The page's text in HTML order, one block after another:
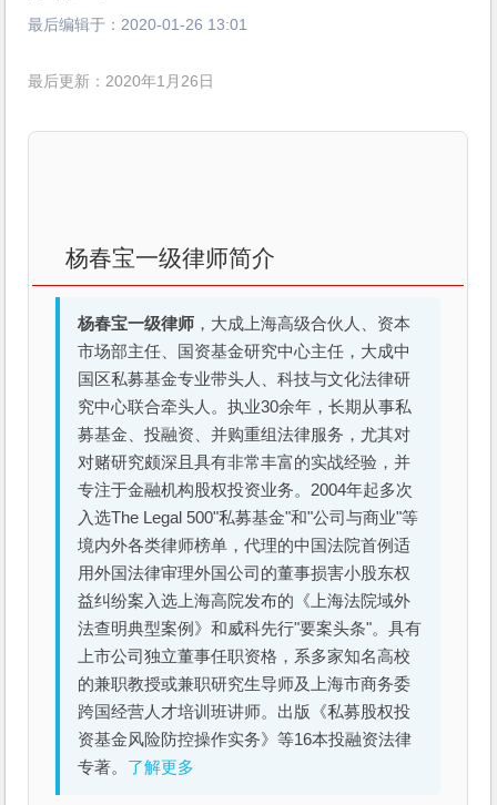
最后编辑于： 2020-01-26 13:01
最后更新：2020年1月26日
杨春宝一级律师简介
杨春宝一级律师 ，大成上海高级合伙人、资本
市场部主任、国资基金研究中心主任，大成中
国区私募基金专业带头人、科技与文化法律研
究中心联合牵头人。执业30余年，长期从事私
募基金、投融资、并购重组法律服务，尤其对
对赌研究颇深且具有非常丰富的实战经验，并
专注于金融机构股权投资业务。2004年起多次
入选The Legal 500"私募基金"和"公司与商业"等
境内外各类律师榜单，代理的中国法院首例适
用外国法律审理外国公司的董事损害小股东权
益纠纷案入选上海高院发布的《上海法院域外
法查明典型案例》和威科先行"要案头条"。具有
上市公司独立董事任职资格，系多家知名高校
的兼职教授或兼职研究生导师及上海市商务委
跨国经营人才培训班讲师。出版《私募股权投
资基金风险防控操作实务》等16本投融资法律
专著。 了解更多